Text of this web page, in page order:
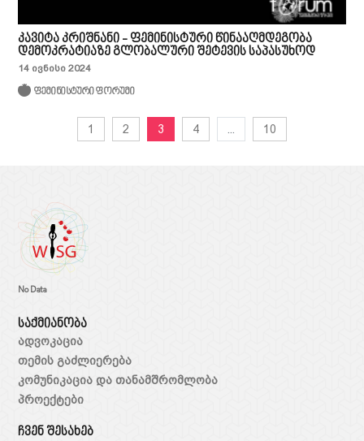
კავიტა კრიშნანი - ფემინისტური წინააღმდეგობა
დემოკრატიაზე გლობალური შეტევის საპასუხოდ
14 ივნისი 2024
ფემინისტური ფორუმი
1 2 3 4 10
No Data
საქმიანობა
ადვოკაცია
თემის გაძლიერება
კომუნიკაცია და თანამშრომლობა
პროექტები
ჩვენ შესახებ